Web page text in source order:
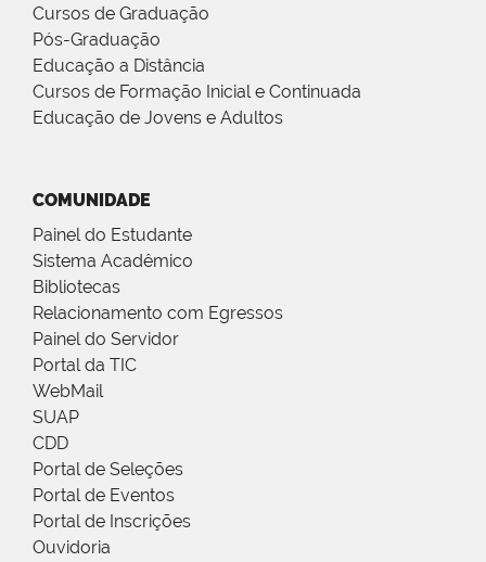
Cursos de Graduação
Pós-Graduação
Educação a Distância
Cursos de Formação Inicial e Continuada
Educação de Jovens e Adultos
COMUNIDADE
Painel do Estudante
Sistema Acadêmico
Bibliotecas
Relacionamento com Egressos
Painel do Servidor
Portal da TIC
WebMail
SUAP
CDD
Portal de Seleções
Portal de Eventos
Portal de Inscrições
Ouvidoria